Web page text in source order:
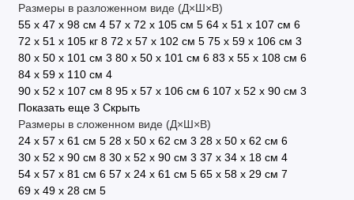
Размеры в разложенном виде (Д×Ш×В)
55 x 47 x 98 см 4 57 х 72 х 105 см 5 64 x 51 x 107 см 6
72 x 51 x 105 кг 8 72 х 57 х 102 см 5 75 x 59 x 106 см 3
80 x 50 x 101 см 3 80 х 50 х 101 см 6 83 х 55 х 108 см 6
84 x 59 x 110 см 4
90 x 52 x 107 см 8 95 х 57 х 106 см 6 107 х 52 х 90 см 3
Показать еще 3 Скрыть
Размеры в сложенном виде (Д×Ш×В)
24 х 57 х 61 см 5 28 x 50 x 62 см 3 28 х 50 х 62 см 6
30 x 52 x 90 см 8 30 х 52 х 90 см 3 37 x 34 x 18 см 4
54 х 57 х 81 см 6 57 х 24 х 61 см 5 65 x 58 x 29 см 7
69 х 49 х 28 см 5